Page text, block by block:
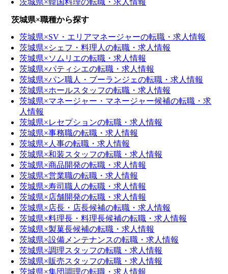
茨城県×韓国料理の転職・求人情報
茨城県×職種から探す
茨城県×SV・エリアマネージャーの転職・求人情報
茨城県×シェフ・料理人の転職・求人情報
茨城県×ソムリエの転職・求人情報
茨城県×パティシエの転職・求人情報
茨城県×パン職人・ブーランジェの転職・求人情報
茨城県×ホールスタッフの転職・求人情報
茨城県×マネージャー・マネージャー候補の転職・求
人情報
茨城県×レセプションの転職・求人情報
茨城県×事務職の転職・求人情報
茨城県×人事の転職・求人情報
茨城県×和装スタッフの転職・求人情報
茨城県×商品開発の転職・求人情報
茨城県×営業職の転職・求人情報
茨城県×寿司職人の転職・求人情報
茨城県×店舗開発の転職・求人情報
茨城県×店長・店長候補の転職・求人情報
茨城県×料理長・料理長候補の転職・求人情報
茨城県×製菓長候補の転職・求人情報
茨城県×設備メンテナンスの転職・求人情報
茨城県×調理スタッフの転職・求人情報
茨城県×販売スタッフの転職・求人情報
茨城県×集団調理の転職・求人情報